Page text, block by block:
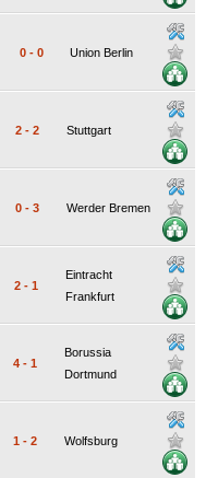
0 - 0 Union Berlin
2 - 2 Stuttgart
0 - 3 Werder Bremen
2 - 1
Eintracht
Frankfurt
4 - 1
Borussia
Dortmund
1 - 2 Wolfsburg